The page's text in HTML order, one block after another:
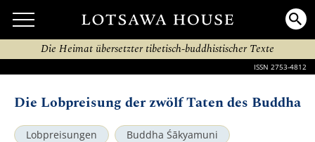
Die Heimat übersetzter tibetisch-buddhistischer Texte
ISSN 2753-4812
Die Lobpreisung der zwölf Taten des Buddha
Lobpreisungen
Buddha Śākyamuni